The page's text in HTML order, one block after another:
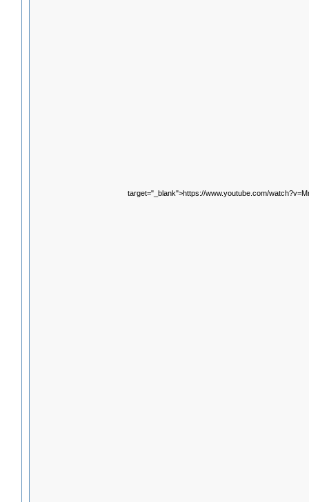
target="_blank">https://www.youtube.com/